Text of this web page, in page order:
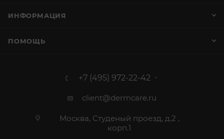
ИНФОРМАЦИЯ
ПОМОЩЬ
+7 (495) 972-22-42
client@dermcare.ru
Москва, Студеный проезд, д.2 ,
корп.1